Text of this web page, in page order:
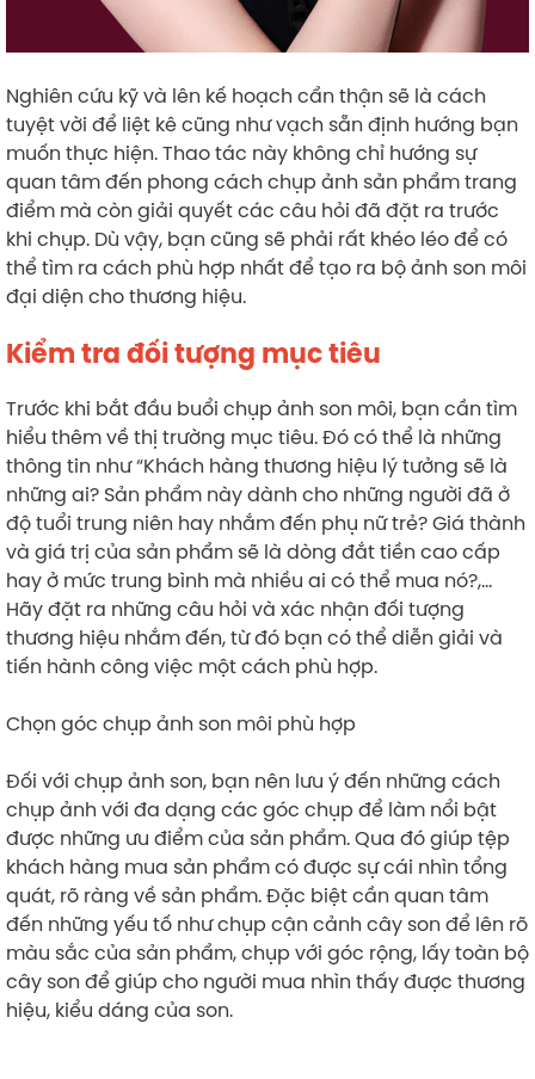
Nghiên cứu kỹ và lên kế hoạch cẩn thận sẽ là cách
tuyệt vời để liệt kê cũng như vạch sẵn định hướng bạn
muốn thực hiện. Thao tác này không chỉ hướng sự
quan tâm đến phong cách chụp ảnh sản phẩm trang
điểm mà còn giải quyết các câu hỏi đã đặt ra trước
khi chụp. Dù vậy, bạn cũng sẽ phải rất khéo léo để có
thể tìm ra cách phù hợp nhất để tạo ra bộ ảnh son môi
đại diện cho thương hiệu.
Kiểm tra đối tượng mục tiêu
Trước khi bắt đầu buổi chụp ảnh son môi, bạn cần tìm
hiểu thêm về thị trường mục tiêu. Đó có thể là những
thông tin như “Khách hàng thương hiệu lý tưởng sẽ là
những ai? Sản phẩm này dành cho những người đã ở
độ tuổi trung niên hay nhắm đến phụ nữ trẻ? Giá thành
và giá trị của sản phẩm sẽ là dòng đắt tiền cao cấp
hay ở mức trung bình mà nhiều ai có thể mua nó?,…
Hãy đặt ra những câu hỏi và xác nhận đối tượng
thương hiệu nhắm đến, từ đó bạn có thể diễn giải và
tiến hành công việc một cách phù hợp.
Chọn góc chụp ảnh son môi phù hợp
Đối với chụp ảnh son, bạn nên lưu ý đến những cách
chụp ảnh với đa dạng các góc chụp để làm nổi bật
được những ưu điểm của sản phẩm. Qua đó giúp tệp
khách hàng mua sản phẩm có được sự cái nhìn tổng
quát, rõ ràng về sản phẩm. Đặc biệt cần quan tâm
đến những yếu tố như chụp cận cảnh cây son để lên rõ
màu sắc của sản phẩm, chụp với góc rộng, lấy toàn bộ
cây son để giúp cho người mua nhìn thấy được thương
hiệu, kiểu dáng của son.